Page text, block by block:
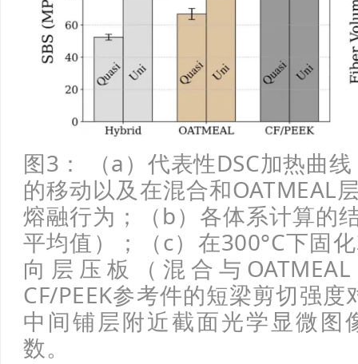
图3： （a）代表性DSC加热曲
的移动以及在混合和OATMEAL
熔融行为；（b）各体系计算的
平均值）；（c）在300°C下固
向层压板（混合与
CF/PEEK参考件的短梁剪切强
中间铺层附近截面光学显微图
数。